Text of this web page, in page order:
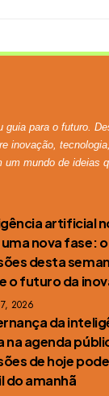
guia para o futuro.
inovação,
um mundo de ideias
artificial
nova fase: o
desta
o futuro da
2026
da
na agenda
de hoje
do amanhã